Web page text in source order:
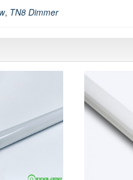
, TN8 Dimmer